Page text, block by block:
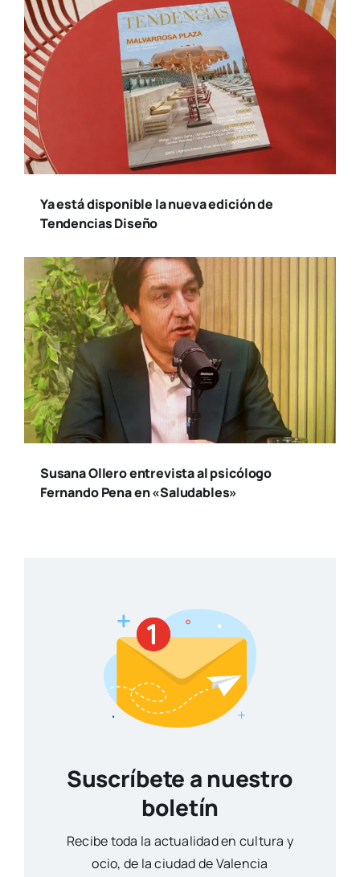
Ya está disponible la nueva edición de
Tendencias Diseño
Susana Ollero entrevista al psicólogo
Fernando Pena en «Saludables»
Suscríbete a nuestro
boletín
Reci­be toda la actua­li­dad en cul­tu­ra y
ocio, de la ciu­dad de Valen­cia